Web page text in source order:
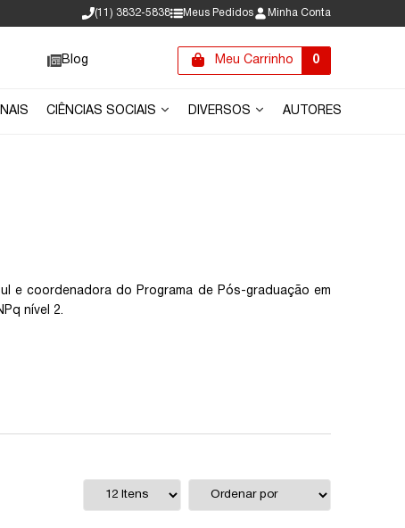
(11) 3832-5838 Meus Pedidos Minha Conta
Blog Meu Carrinho 0
CIÊNCIAS SOCIAIS DIVERSOS AUTORES
e coordenadora do Programa de Pós-graduação em
nível 2.